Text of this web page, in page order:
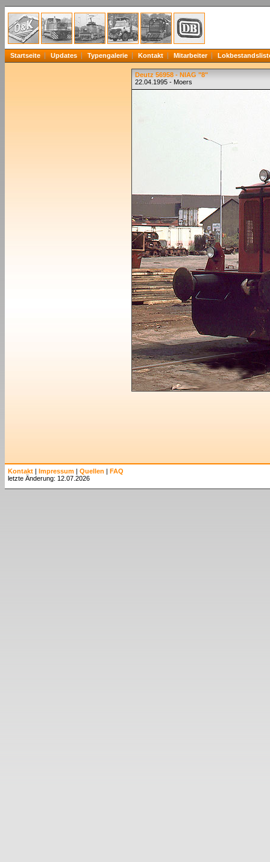
Startseite Updates Typengalerie Kontakt Mitarbeiter
Deutz 56958 - NIAG "8"
22.04.1995 - Moers
Kontakt | Impressum | Quellen | FAQ
letzte Änderung: 12.07.2026